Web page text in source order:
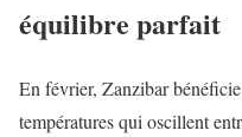
équilibre parfait
En février, Zanzibar
températures qui oscillent